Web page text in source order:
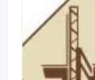
оборудования